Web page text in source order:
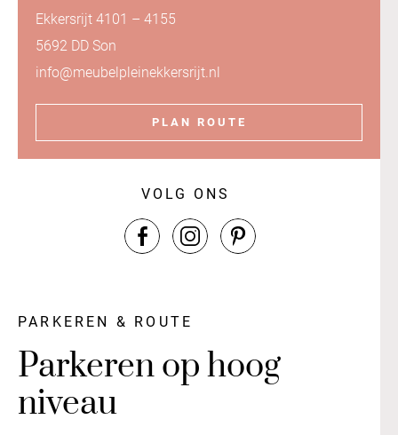
Ekkersrijt 4101 – 4155
5692 DD Son
info@meubelpleinekkersrijt.nl
PLAN ROUTE
VOLG ONS
PARKEREN & ROUTE
Parkeren op hoog
niveau